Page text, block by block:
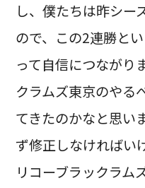
し、僕たちは昨シー
ので、この2連勝と
って自信につながり
クラムズ東京のやる
てきたのかなと思い
ず修正しなければい
リコーブラックラム